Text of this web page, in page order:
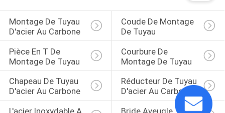
Montage De Tuyau
D'acier Au Carbone
Coude De Montage
De Tuyau
Pièce En T De
Montage De Tuyau
Courbure De
Montage De Tuyau
Chapeau De Tuyau
D'acier Au Carbone
Réducteur De Tuyau
D'acier Au Carbone